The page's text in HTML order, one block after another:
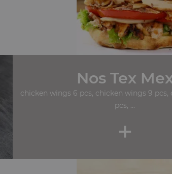
Nos Tex
chicken wings 6 pcs, chicken wings 9 pcs,
pcs, ...
+